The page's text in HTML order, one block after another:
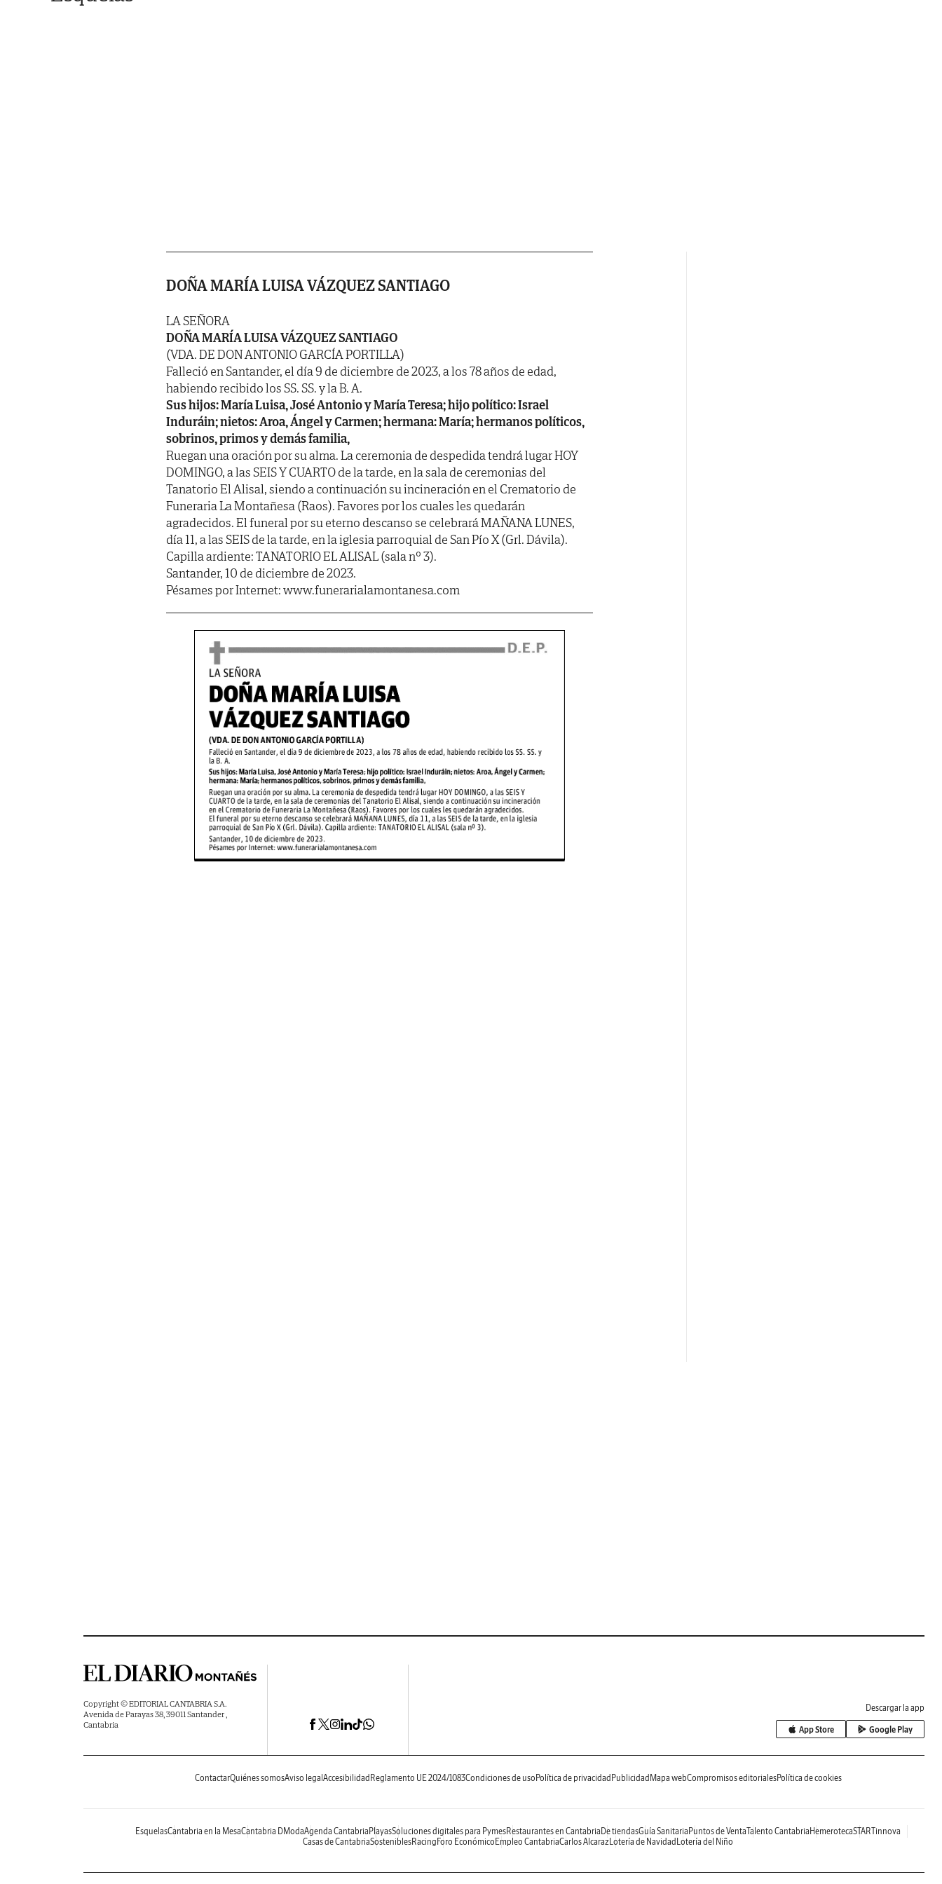
DOÑA MARÍA LUISA VÁZQUEZ SANTIAGO
LA SEÑORA
DOÑA MARÍA LUISA VÁZQUEZ SANTIAGO
(VDA. DE DON ANTONIO GARCÍA PORTILLA)
Falleció en Santander, el día 9 de diciembre de 2023, a los 78 años de edad,
habiendo recibido los SS. SS. y la B. A.
Sus hijos: María Luisa, José Antonio y María Teresa; hijo político: Israel
Induráin; nietos: Aroa, Ángel y Carmen; hermana: María; hermanos políticos,
sobrinos, primos y demás familia,
Ruegan una oración por su alma. La ceremonia de despedida tendrá lugar HOY
DOMINGO, a las SEIS Y CUARTO de la tarde, en la sala de ceremonias del
Tanatorio El Alisal, siendo a continuación su incineración en el Crematorio de
Funeraria La Montañesa (Raos). Favores por los cuales les quedarán
agradecidos. El funeral por su eterno descanso se celebrará MAÑANA LUNES,
día 11, a las SEIS de la tarde, en la iglesia parroquial de San Pío X (Grl. Dávila).
Capilla ardiente: TANATORIO EL ALISAL (sala nº 3).
Santander, 10 de diciembre de 2023.
Pésames por Internet: www.funerarialamontanesa.com
Copyright © EDITORIAL CANTABRIA S.A.
Avenida de Parayas 38, 39011 Santander ,
Cantabria
Descargar la app
App Store Google Play
ContactarQuiénes somosAviso legal Accesibilidad Reglamento UE 2024/1083Condiciones de uso Política de privacidad Publicidad Mapa webCompromisos editorialesPolítica de cookies
EsquelasCantabria en la MesaCantabria DModaAgenda Cantabria PlayasSoluciones digitales para PymesRestaurantes en Cantabria De tiendasGuía Sanitaria Puntos de VentaTalento Cantabria HemerotecaSTARTinnova
Casas de CantabriaSosteniblesRacing Foro Económico Empleo CantabriaCarlos AlcarazLotería de Navidad Lotería del Niño